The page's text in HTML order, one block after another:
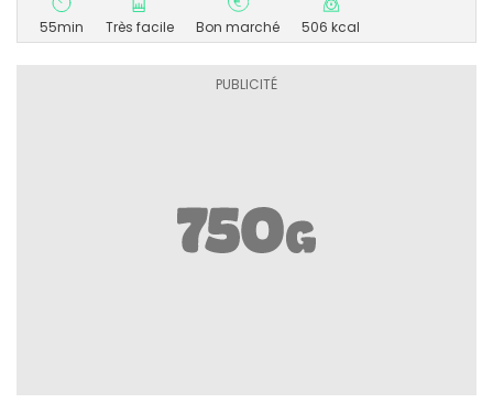
55min Très facile Bon marché 506 kcal